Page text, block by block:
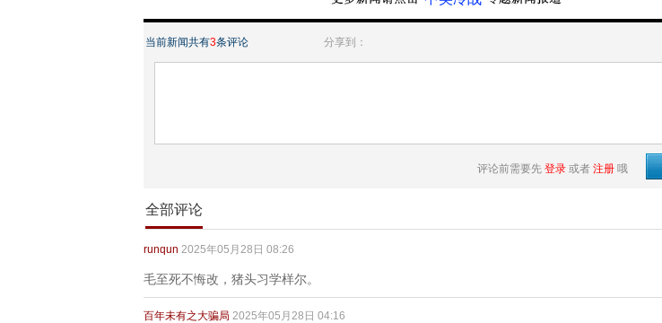
当前新闻共有3条评论 分享到：
评论前需要先 登录 或者 注册 哦
全部评论
runqun 2025年05月28日 08:26
毛至死不悔改，猪头习学样尔。
百年未有之大骗局 2025年05月28日 04:16